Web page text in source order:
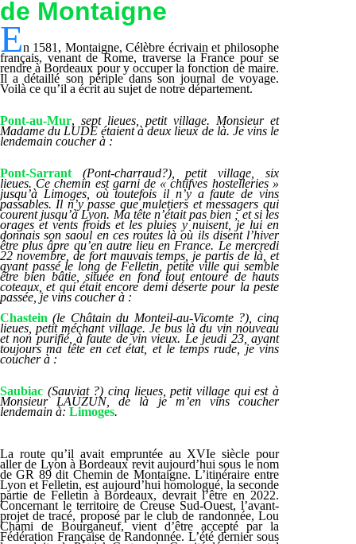
de Montaigne
En 1581, Montaigne, Célèbre écrivain et philosophe
français, venant de Rome, traverse la France pour se
rendre à Bordeaux pour y occuper la fonction de maire.
Il a détaillé son périple dans son journal de voyage.
Voilà ce qu’il a écrit au sujet de notre département.
Pont-au-Mur, sept lieues, petit village. Monsieur et
Madame du LUDE étaient à deux lieux de là. Je vins le
lendemain coucher à :
Pont-Sarrant (Pont-charraud?), petit village, six
lieues. Ce chemin est garni de « chtifves hostelleries »
jusqu’à Limoges, où toutefois il n’y a faute de vins
passables. Il n’y passe que muletiers et messagers qui
courent jusqu’à Lyon. Ma tête n’était pas bien ; et si les
orages et vents froids et les pluies y nuisent, je lui en
donnais son saoul en ces routes là où ils disent l’hiver
être plus âpre qu’en autre lieu en France. Le mercredi
22 novembre, de fort mauvais temps, je partis de là, et
ayant passé le long de Felletin, petite ville qui semble
être bien bâtie, située en fond tout entouré de hauts
coteaux, et qui était encore demi déserte pour la peste
passée, je vins coucher à :
Chastein (le Châtain du Monteil-au-Vicomte ?), cinq
lieues, petit méchant village. Je bus là du vin nouveau
et non purifié, à faute de vin vieux. Le jeudi 23, ayant
toujours ma tête en cet état, et le temps rude, je vins
coucher à :
Saubiac (Sauviat ?) cinq lieues, petit village qui est à
Monsieur LAUZUN, de là je m’en vins coucher
lendemain à: Limoges.
La route qu’il avait empruntée au XVIesiècle pour
aller de Lyon à Bordeaux revit aujourd’hui sous le nom
de GR 89 dit Chemin de Montaigne. L’itinéraire entre
Lyon et Felletin, est aujourd’hui homologué, la seconde
partie de Felletin à Bordeaux, devrait l’être en 2022.
Concernant le territoire de Creuse Sud-Ouest, l’avant-
projet de tracé, proposé par le club de randonnée, Lou
Chami de Bourganeuf, vient d’être accepté par la
Fédération Française de Randonnée. L’été dernier sous